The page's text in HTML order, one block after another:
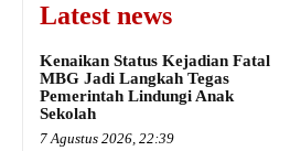
Latest news
Kenaikan Status Kejadian Fatal
MBG Jadi Langkah Tegas
Pemerintah Lindungi Anak
Sekolah
7 Agustus 2026, 22:39